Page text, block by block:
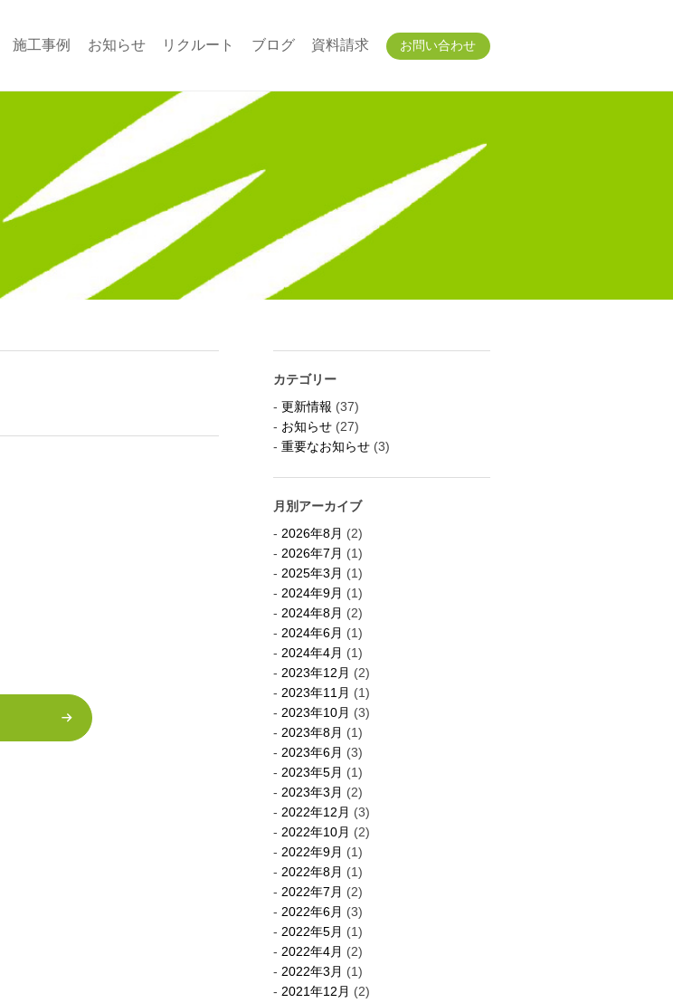
施工事例 お知らせ リクルート ブログ 資料請求 お問い合わせ
カテゴリー
更新情報 (37)
お知らせ (27)
重要なお知らせ (3)
月別アーカイブ
2026年8月 (2)
2026年7月 (1)
2025年3月 (1)
2024年9月 (1)
2024年8月 (2)
2024年6月 (1)
2024年4月 (1)
2023年12月 (2)
2023年11月 (1)
2023年10月 (3)
2023年8月 (1)
2023年6月 (3)
2023年5月 (1)
2023年3月 (2)
2022年12月 (3)
2022年10月 (2)
2022年9月 (1)
2022年8月 (1)
2022年7月 (2)
2022年6月 (3)
2022年5月 (1)
2022年4月 (2)
2022年3月 (1)
2021年12月 (2)